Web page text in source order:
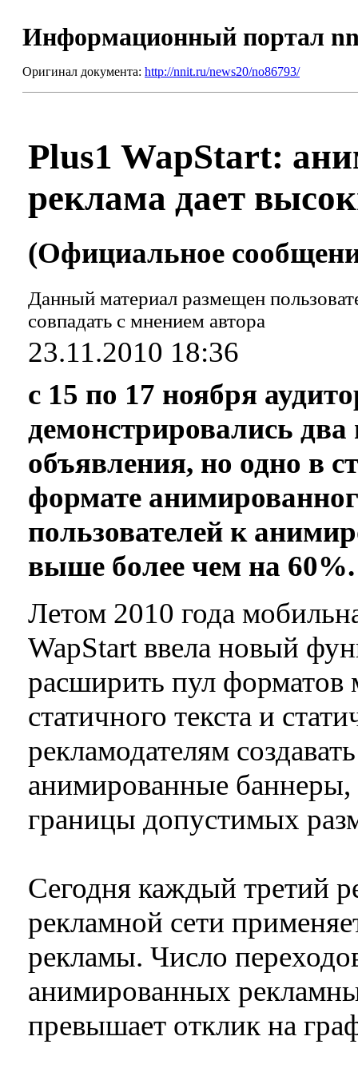
Информационный портал
Оригинал документа: http://nnit.ru/news20/no86793/
Plus1 WapStart:
реклама дает
(Официальное
Данный материал размещен
совпадать с мнением автора
23.11.2010 18:36
с 15 по 17 ноября
демонстрировались
объявления, но одно в
формате
пользователей к
выше более чем на 60%.
Летом 2010 года
WapStart ввела новый
расширить пул
статичного текста и
рекламодателям
анимированные
границы допустимых
Сегодня каждый третий
рекламной сети
рекламы. Число
анимированных
превышает отклик на